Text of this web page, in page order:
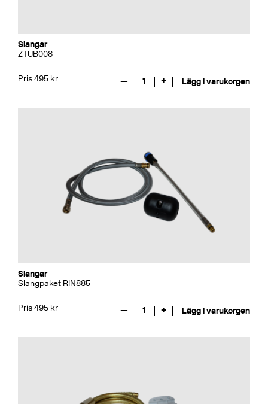
Slangar
ZTUB008
Pris 495 kr — 1 + Lägg i varukorgen
Slangar
Slangpaket RIN885
Pris 495 kr — 1 + Lägg i varukorgen